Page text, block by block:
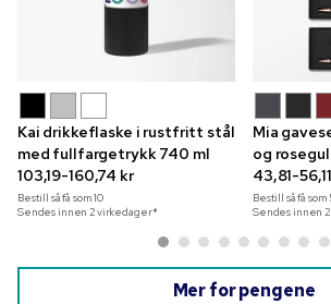
Kai drikkeflaske i rustfritt stål
med fullfargetrykk 740 ml
103,19-160,74 kr
Bestill så få som10
Sendes innen 2 virkedager*
Mia
og
43,81-
Bestill så få som
Sendes innen
Mer for pengene